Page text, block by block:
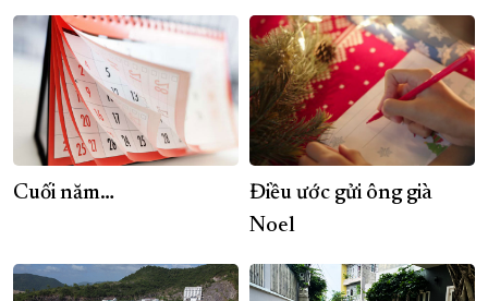
Cuối năm…
Điều ước gửi ông già
Noel